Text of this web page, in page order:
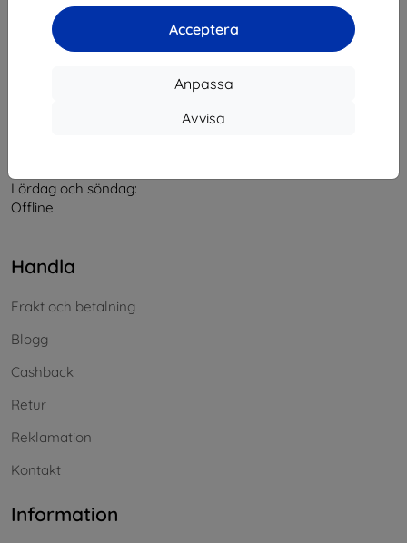
Acceptera
Anpassa
Avvisa
Kontakt
Lördag och söndag:
Offline
Handla
Frakt och betalning
Blogg
Cashback
Retur
Reklamation
Kontakt
Information